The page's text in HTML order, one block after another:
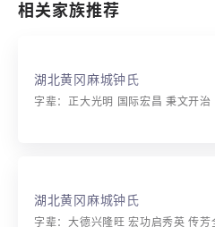
相关家族推荐
湖北黄冈麻城钟氏
湖北黄冈麻城钟氏